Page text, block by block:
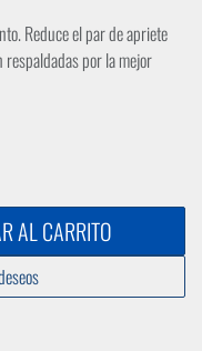
Reduce el par de apriete
respaldadas por la mejor
AL CARRITO